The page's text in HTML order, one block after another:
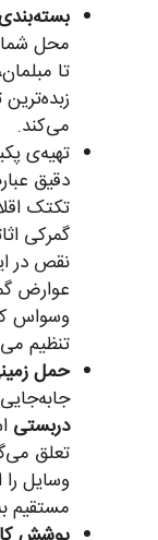
محل شما
تا
می‌کند.
تهیه‌ی
دقیق
تکتک
گمرکی
نقص در
عوارض
وسواس
تنظیم
حمل
جابه‌جایی
دربستی
تعلق
وسایل را
مستقیم